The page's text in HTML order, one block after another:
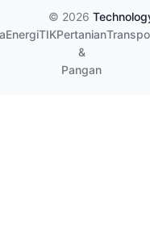
© 2026
EnergiTIKPertanian
&
Pangan